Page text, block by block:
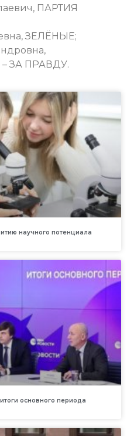
ПАРТИЯ
ЗЕЛЁНЫЕ;
ЗА ПРАВДУ.
научного потенциала
основного периода